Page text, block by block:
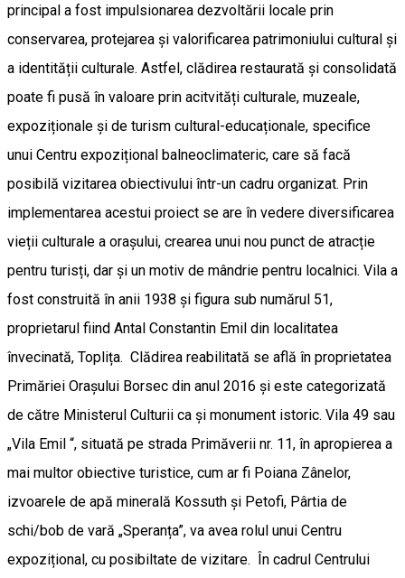
principal a fost impulsionarea dezvoltării locale prin
conservarea, protejarea și valorificarea patrimoniului cultural și
a identității culturale. Astfel, clădirea restaurată și consolidată
poate fi pusă în valoare prin acitvități culturale, muzeale,
expoziționale și de turism cultural-educaționale, specifice
unui Centru expozițional balneoclimateric, care să facă
posibilă vizitarea obiectivului într-un cadru organizat. Prin
implementarea acestui proiect se are în vedere diversificarea
vieții culturale a orașului, crearea unui nou punct de atracție
pentru turisți, dar și un motiv de mândrie pentru localnici. Vila a
fost construită în anii 1938 și figura sub numărul 51,
proprietarul fiind Antal Constantin Emil din localitatea
învecinată, Toplița. Clădirea reabilitată se află în proprietatea
Primăriei Orașului Borsec din anul 2016 și este categorizată
de către Ministerul Culturii ca și monument istoric. Vila 49 sau
„Vila Emil “, situată pe strada Primăverii nr. 11, în apropierea a
mai multor obiective turistice, cum ar fi Poiana Zânelor,
izvoarele de apă minerală Kossuth și Petofi, Pârtia de
schi/bob de vară „Speranța”, va avea rolul unui Centru
expozițional, cu posibiltate de vizitare. În cadrul Centrului